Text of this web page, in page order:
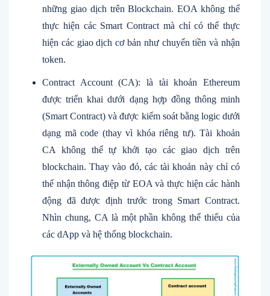
những giao dịch trên Blockchain. EOA không thể
thực hiện các Smart Contract mà chỉ có thể thực
hiện các giao dịch cơ bản như chuyển tiền và nhận
token.
Contract Account (CA): là tài khoản Ethereum
được triển khai dưới dạng hợp đồng thông minh
(Smart Contract) và được kiểm soát bằng logic dưới
dạng mã code (thay vì khóa riêng tư). Tài khoản
CA không thể tự khởi tạo các giao dịch trên
blockchain. Thay vào đó, các tài khoản này chỉ có
thể nhận thông điệp từ EOA và thực hiện các hành
động đã được định trước trong Smart Contract.
Nhìn chung, CA là một phần không thể thiếu của
các dApp và hệ thống blockchain.